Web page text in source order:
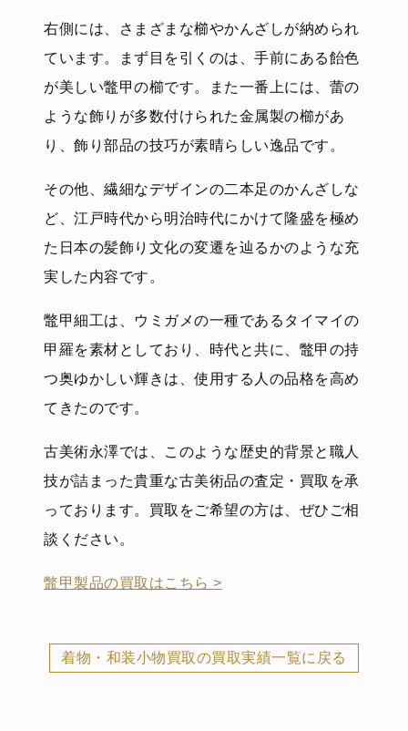
右側には、さまざまな櫛やかんざしが納められ
ています。まず目を引くのは、手前にある飴色
が美しい鼈甲の櫛です。また一番上には、蕾の
ような飾りが多数付けられた金属製の櫛があ
り、飾り部品の技巧が素晴らしい逸品です。
その他、繊細なデザインの二本足のかんざしな
ど、江戸時代から明治時代にかけて隆盛を極め
た日本の髪飾り文化の変遷を辿るかのような充
実した内容です。
鼈甲細工は、ウミガメの一種であるタイマイの
甲羅を素材としており、時代と共に、鼈甲の持
つ奥ゆかしい輝きは、使用する人の品格を高め
てきたのです。
古美術永澤では、このような歴史的背景と職人
技が詰まった貴重な古美術品の査定・買取を承
っております。買取をご希望の方は、ぜひご相
談ください。
鼈甲製品の買取はこちら >
着物・和装小物買取の買取実績一覧に戻る